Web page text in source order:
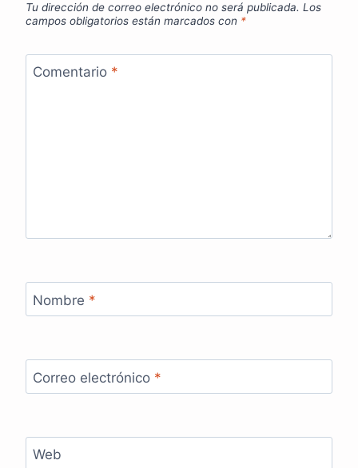
Tu dirección de correo electrónico no será publicada. Los
campos obligatorios están marcados con *
Comentario *
Nombre *
Correo electrónico *
Web